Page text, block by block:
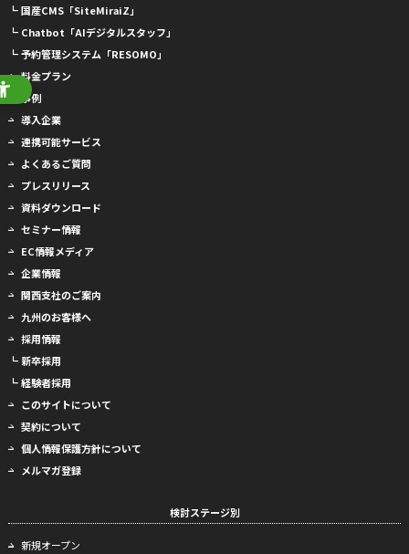
┗ 国産CMS「SiteMiraiZ」
┗ Chatbot「AIデジタルスタッフ」
┗ 予約管理システム「RESOMO」
料金プラン
事例
導入企業
連携可能サービス
よくあるご質問
プレスリリース
資料ダウンロード
セミナー情報
EC情報メディア
企業情報
関西支社のご案内
九州のお客様へ
採用情報
┗ 新卒採用
┗ 経験者採用
このサイトについて
契約について
個人情報保護方針について
メルマガ登録
検討ステージ別
新規オープン